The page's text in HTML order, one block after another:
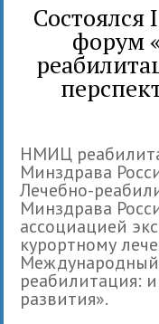
форум
НМИЦ
Минздрава
Лечебно-
Минздрава
ассоциацией
курортному
реабилитация:
развития».